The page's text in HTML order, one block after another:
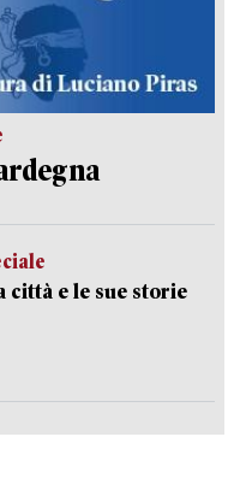
città e le sue storie